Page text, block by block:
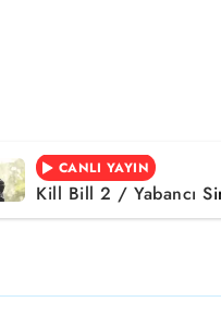
CANLI YAYIN
Kill Bill 2 / Yabancı